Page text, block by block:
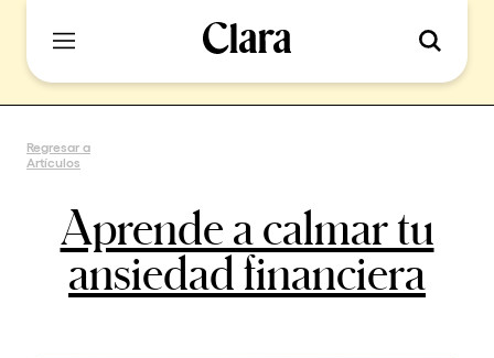
Regresar a
Artículos
Aprende a calmar tu
ansiedad financiera